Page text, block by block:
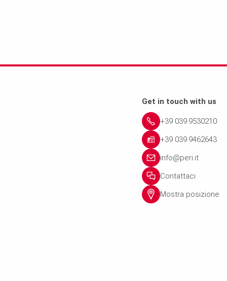
Get in touch with us
+39 039.9530210
+39 039.9462643
info@peri.it
Contattaci
Mostra posizione